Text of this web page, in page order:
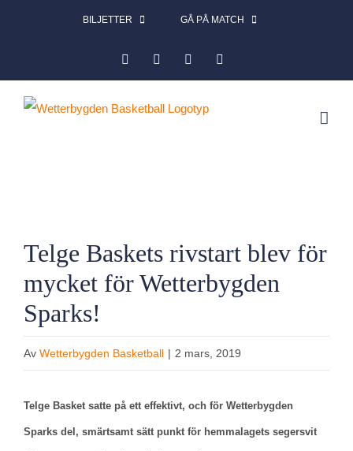
BILJETTER GÅ PÅ MATCH
FacebookInstagram
större
Telge Baskets rivstart blev för
mycket för Wetterbygden
Sparks!
Av Wetterbygden Basketball | 2 mars, 2019
Telge Basket satte på ett effektivt, och för Wetterbygden
Sparks del, smärtsamt sätt punkt för hemmalagets segersvit